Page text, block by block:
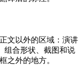
文以外的区域：演讲
组合形状、截图和说
之外的地方。